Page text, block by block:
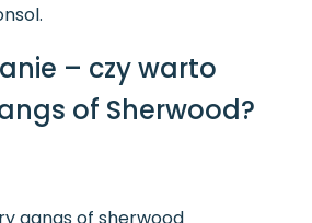
– czy warto
of Sherwood?